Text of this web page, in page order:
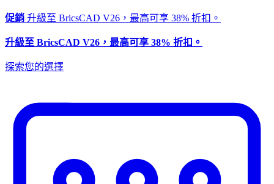
促銷 升級至 BricsCAD V26，最高可享 38% 折扣。
升級至 BricsCAD V26，最高可享 38% 折扣。
探索您的選擇